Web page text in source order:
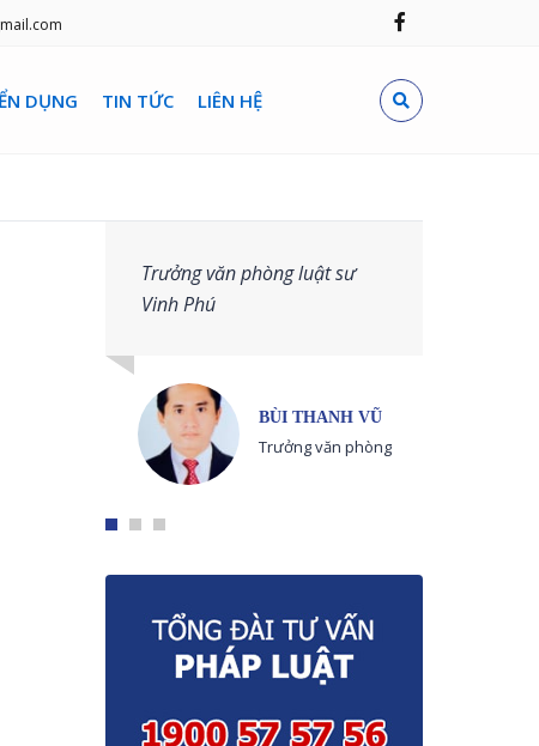
DỤNG TIN TỨC LIÊN HỆ
Trưởng văn phòng luật sư
Vinh Phú
BÙI THANH VŨ
Trưởng văn phòng